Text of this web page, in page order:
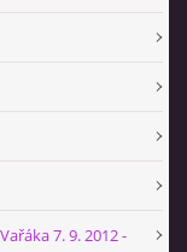
7. 9. 2012 -